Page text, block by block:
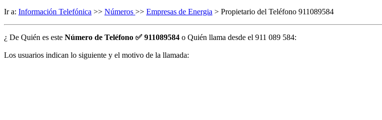
Ir a: Información Telefónica >> Números >> Empresas de Energia > Propietario del Teléfono 911089584
¿ De Quién es este Número de Teléfono ✅ 911089584 o Quién llama desde el 911 089 584:
Los usuarios indican lo siguiente y el motivo de la llamada: